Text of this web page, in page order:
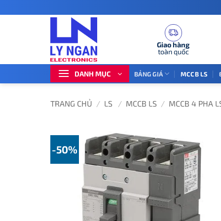
qua
Giao hàng
toàn quốc
DANH MỤC BẢNG GIÁ MCCB LS
TRANG CHỦ / LS / MCCB LS / MCCB 4 PHA
-50%